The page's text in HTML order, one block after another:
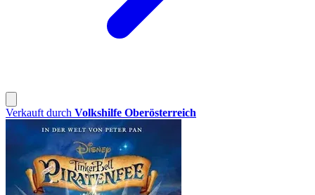
Verkauft durch Volkshilfe Oberösterreich